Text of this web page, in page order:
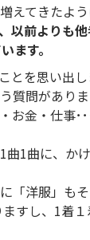
てきたよう
以前よりも
ます。
とを思い出
質問がありま
お金・仕事･
1曲に、か
「洋服」も
すし、1着